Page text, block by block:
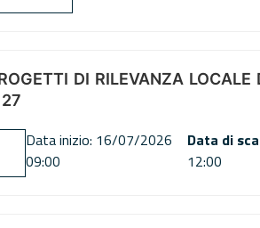
DI RILEVANZA
Data inizio: 16/07/2026
09:00
Data di
12:00